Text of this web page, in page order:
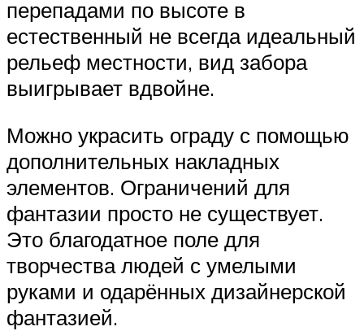
перепадами по высоте в
естественный не всегда идеальный
рельеф местности, вид забора
выигрывает вдвойне.
Можно украсить ограду с помощью
дополнительных накладных
элементов. Ограничений для
фантазии просто не существует.
Это благодатное поле для
творчества людей с умелыми
руками и одарённых дизайнерской
фантазией.